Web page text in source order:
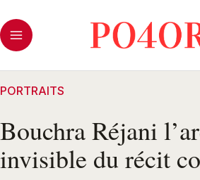
PORTRAITS
Bouchra Réjani
invisible du récit